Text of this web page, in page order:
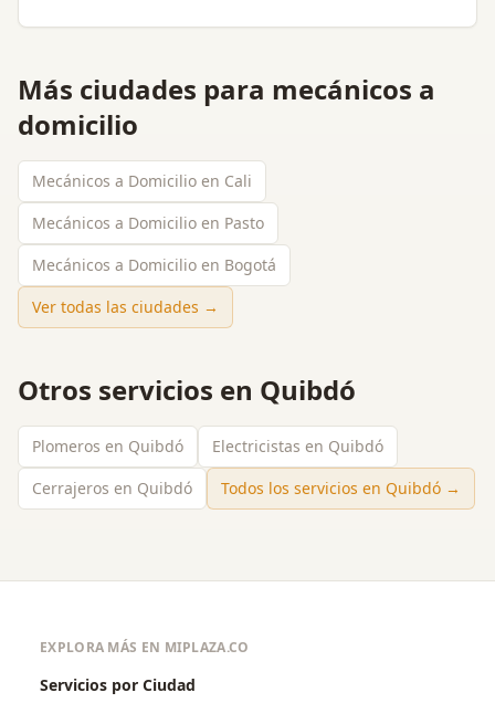
Más ciudades para mecánicos a
domicilio
Mecánicos a Domicilio en Cali
Mecánicos a Domicilio en Pasto
Mecánicos a Domicilio en Bogotá
Ver todas las ciudades →
Otros servicios en Quibdó
Plomeros en Quibdó
Electricistas en Quibdó
Cerrajeros en Quibdó
Todos los servicios en Quibdó →
EXPLORA MÁS EN MIPLAZA.CO
Servicios por Ciudad